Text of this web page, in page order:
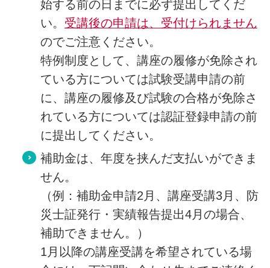
始する前の日までに必ず提出してくだ
い。 受講後の申請は、受付けられません
のでご注意ください。
特例制度として、講座の履修が免除され
ている方については試験受講申請の前
に、講座の履修及び試験の合格が免除さ
れている方については認証登録申請の前
に提出してください。
補助金は、年度を挟んだ支払いができま
せん。
（例：補助金申請2月、講座受講3月、防
災士証発行・実績報告提出4月の場合、
補助できません。）
1月以降の講座受講を希望されている場